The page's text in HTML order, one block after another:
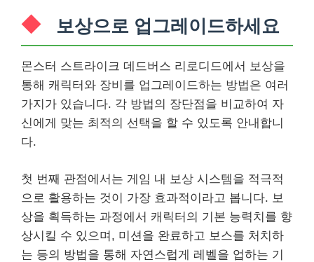
보상으로 업그레이드하세요
몬스터 스트라이크 데드버스 리로디드에서 보상을
통해 캐릭터와 장비를 업그레이드하는 방법은 여러
가지가 있습니다. 각 방법의 장단점을 비교하여 자
신에게 맞는 최적의 선택을 할 수 있도록 안내합니
다.
첫 번째 관점에서는 게임 내 보상 시스템을 적극적
으로 활용하는 것이 가장 효과적이라고 봅니다. 보
상을 획득하는 과정에서 캐릭터의 기본 능력치를 향
상시킬 수 있으며, 미션을 완료하고 보스를 처치하
는 등의 방법을 통해 자연스럽게 레벨을 업하는 기